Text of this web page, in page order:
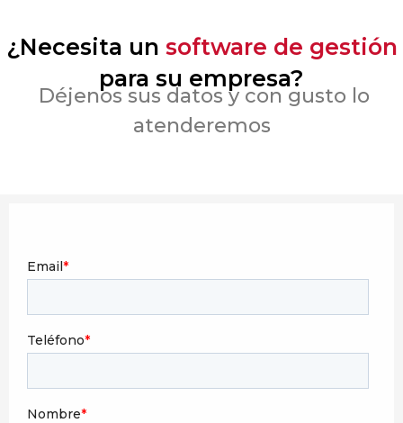
¿Necesita un software de gestión
para su empresa?
Déjenos sus datos y con gusto lo
atenderemos